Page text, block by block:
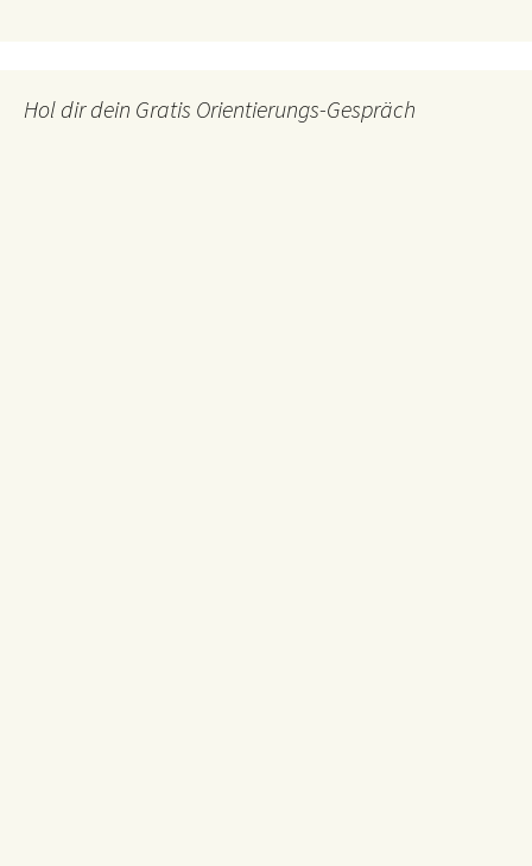
Hol dir dein Gratis Orientierungs-Gespräch